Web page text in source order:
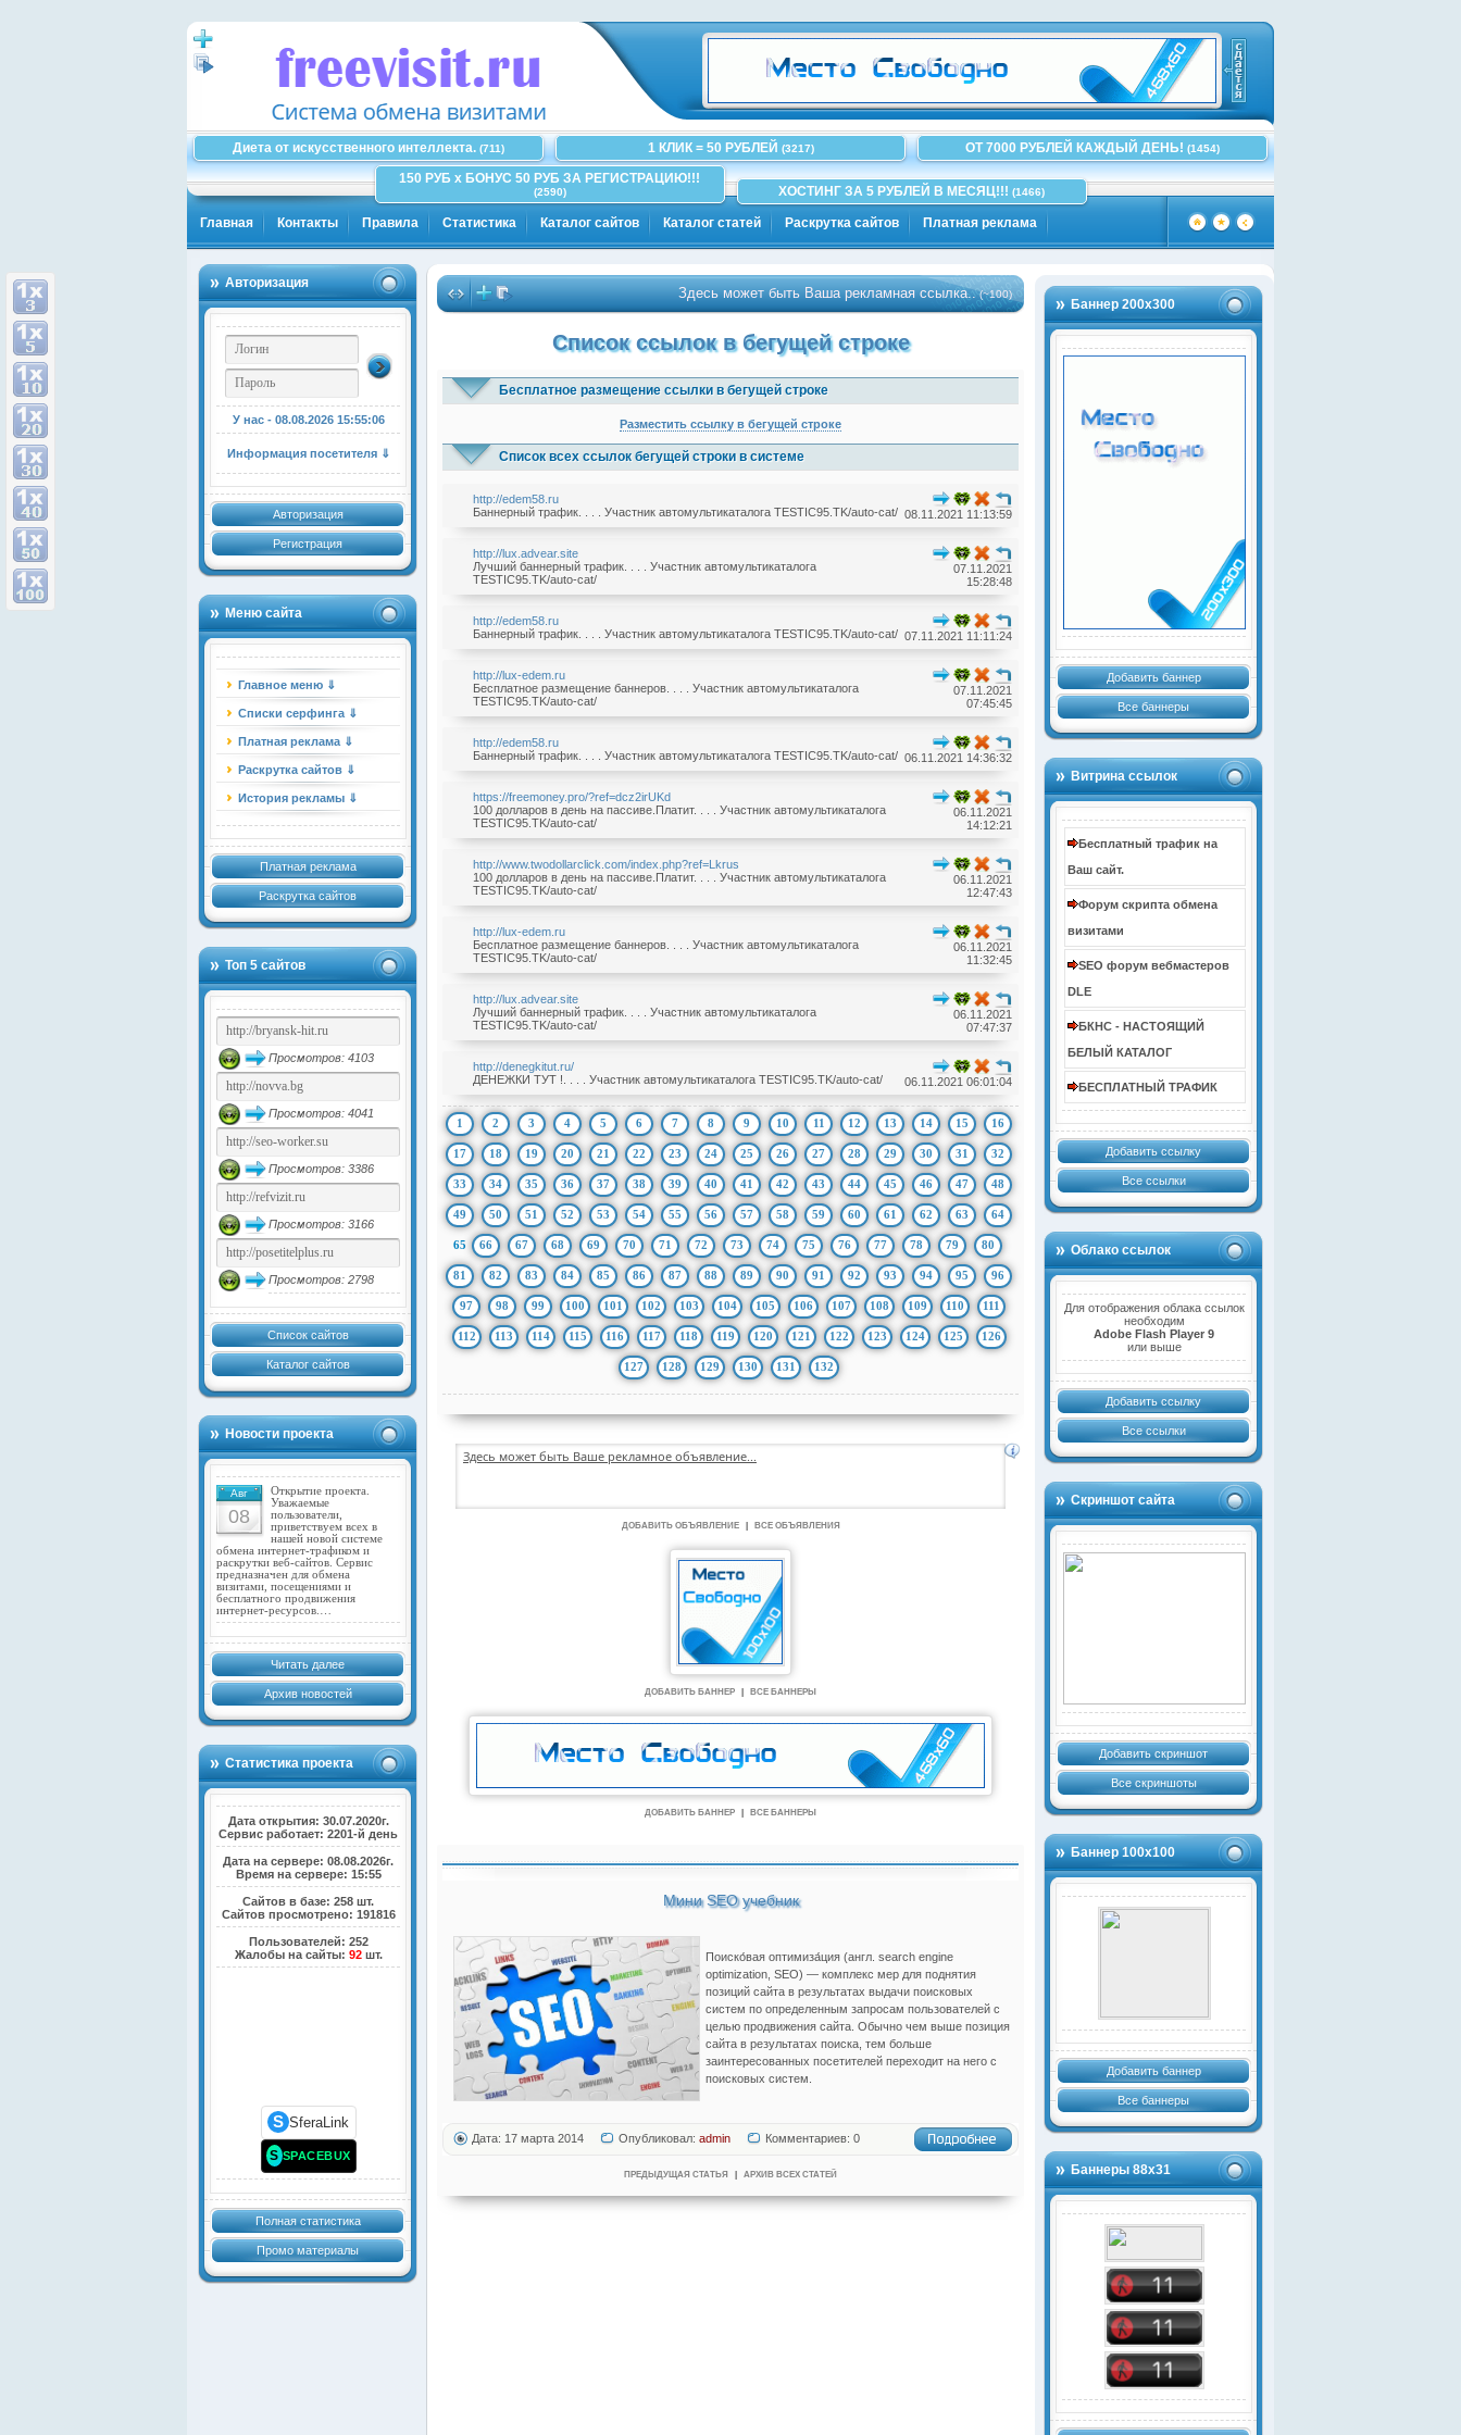
Диета от искусственного интеллекта. (711) 1 КЛИК = 50 РУБЛЕЙ (3217) ОТ 7000 РУБЛЕЙ КАЖДЫЙ ДЕНЬ! (1454)
150 РУБ x БОНУС 50 РУБ ЗА РЕГИСТРАЦИЮ!!!
(2590) ХОСТИНГ ЗА 5 РУБЛЕЙ В МЕСЯЦ!!! (1466)
Главная Контакты Правила Статистика Каталог сайтов Каталог статей Раскрутка сайтов Платная реклама
Авторизация
У нас - 08.08.2026 15:55:07
Информация посетителя ⇓
Авторизация
Регистрация
Меню сайта
Главное меню ⇓
Списки серфинга ⇓
Платная реклама ⇓
Раскрутка сайтов ⇓
История рекламы ⇓
Платная реклама
Раскрутка сайтов
Топ 5 сайтов
Просмотров: 4103
Просмотров: 4041
Просмотров: 3386
Просмотров: 3166
Просмотров: 2798
Список сайтов
Каталог сайтов
Новости проекта
Авг
08
Открытие проекта.
Уважаемые
пользователи,
приветствуем всех в
нашей новой системе
обмена интернет-трафиком и
раскрутки веб-сайтов. Сервис
предназначен для обмена
визитами, посещениями и
бесплатного продвижения
интернет-ресурсов.…
Читать далее
Архив новостей
Статистика проекта
Дата открытия: 30.07.2020г.
Сервис работает: 2201-й день
Дата на сервере: 08.08.2026г.
Время на сервере: 15:55
Сайтов в базе: 258 шт.
Сайтов просмотрено: 191816
Пользователей: 252
Жалобы на сайты: 92шт.
S SferaLink
S SPACEBUX
Полная статистика
Промо материалы
Баннер 200х300
Добавить баннер
Все баннеры
Витрина ссылок
Бесплатный трафик на
Ваш сайт.
Форум скрипта обмена
визитами
SEO форум вебмастеров
DLE
БКНС - НАСТОЯЩИЙ
БЕЛЫЙ КАТАЛОГ
БЕСПЛАТНЫЙ ТРАФИК
Добавить ссылку
Все ссылки
Облако ссылок
Для отображения облака ссылок
необходим
Adobe Flash Player 9
или выше
Добавить ссылку
Все ссылки
Скриншот сайта
Добавить скриншот
Все скриншоты
Баннер 100х100
Добавить баннер
Все баннеры
Баннеры 88х31
Здесь может быть Ваша рекламная ссылка..(~100)
Список ссылок в бегущей строке
Бесплатное размещение ссылки в бегущей строке
Разместить ссылку в бегущей строке
Список всех ссылок бегущей строки в системе
http://edem58.ru
Баннерный трафик. . . . Участник автомультикаталога TESTIC95.TK/auto-cat/ 08.11.2021 11:13:59
http://lux.advear.site
Лучший баннерный трафик. . . . Участник автомультикаталога
TESTIC95.TK/auto-cat/
07.11.2021
15:28:48
http://edem58.ru
Баннерный трафик. . . . Участник автомультикаталога TESTIC95.TK/auto-cat/ 07.11.2021 11:11:24
http://lux-edem.ru
Бесплатное размещение баннеров. . . . Участник автомультикаталога
TESTIC95.TK/auto-cat/
07.11.2021
07:45:45
http://edem58.ru
Баннерный трафик. . . . Участник автомультикаталога TESTIC95.TK/auto-cat/ 06.11.2021 14:36:32
https://freemoney.pro/?ref=dcz2irUKd
100 долларов в день на пассиве.Платит. . . . Участник автомультикаталога
TESTIC95.TK/auto-cat/
06.11.2021
14:12:21
http://www.twodollarclick.com/index.php?ref=Lkrus
100 долларов в день на пассиве.Платит. . . . Участник автомультикаталога
TESTIC95.TK/auto-cat/
06.11.2021
12:47:43
http://lux-edem.ru
Бесплатное размещение баннеров. . . . Участник автомультикаталога
TESTIC95.TK/auto-cat/
06.11.2021
11:32:45
http://lux.advear.site
Лучший баннерный трафик. . . . Участник автомультикаталога
TESTIC95.TK/auto-cat/
06.11.2021
07:47:37
http://denegkitut.ru/
ДЕНЕЖКИ ТУТ !. . . . Участник автомультикаталога TESTIC95.TK/auto-cat/
06.11.2021 06:01:04
1 2 3 4 5 6 7 8 9 10 11 12 13 14 15 16
17 18 19 20 21 22 23 24 25 26 27 28 29 30 31 32
33 34 35 36 37 38 39 40 41 42 43 44 45 46 47 48
49 50 51 52 53 54 55 56 57 58 59 60 61 62 63 64
65 66 67 68 69 70 71 72 73 74 75 76 77 78 79 80
81 82 83 84 85 86 87 88 89 90 91 92 93 94 95 96
97 98 99 100 101 102 103 104 105 106 107 108 109 110 111
112 113 114 115 116 117 118 119 120 121 122 123 124 125 126
127 128 129 130 131 132
Здесь может быть Ваше рекламное объявление...
ДОБАВИТЬ ОБЪЯВЛЕНИЕ ВСЕ ОБЪЯВЛЕНИЯ
ДОБАВИТЬ БАННЕР ВСЕ БАННЕРЫ
ДОБАВИТЬ БАННЕР ВСЕ БАННЕРЫ
Мини SEO учебник
Поиско́вая оптимиза́ция (англ. search engine
optimization, SEO) — комплекс мер для поднятия
позиций сайта в результатах выдачи поисковых
систем по определенным запросам пользователей с
целью продвижения сайта. Обычно чем выше позиция
сайта в результатах поиска, тем больше
заинтересованных посетителей переходит на него с
поисковых систем.
Дата: 17 марта 2014 Опубликовал: admin Комментариев: 0
ПРЕДЫДУЩАЯ СТАТЬЯ АРХИВ ВСЕХ СТАТЕЙ